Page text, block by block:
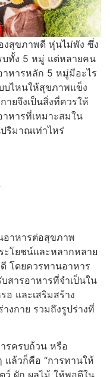
ขภาพดี หุ่นไม่พัง ซึ่ง
ทั้ง 5 หมู่ แต่หลายคน
าหารหลัก 5 หมู่มีอะไร
บไหนให้สุขภาพแข็ง
ายจึงเป็นสิ่งที่ควรให้
หารที่เหมาะสมใน
ริมาณเท่าไหร่
อาหารต่อสุขภาพ
ะโยชน์และหลากหลาย
โดยควรทานอาหาร
สารอาหารที่จำเป็นใน
และเสริมสร้าง
งกาย รวมถึงรูปร่างที่
รครบถ้วน หรือ
แล้วก็คือ “การทานให้